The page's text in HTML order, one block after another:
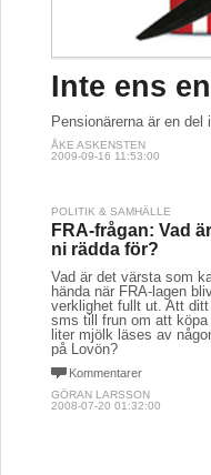
Inte ens
Pensionärerna är en
ÅKE ASKENSTEN
2009-09-16 11:53:00
POLITIK & SAMHÄLLE
FRA-frågan: Vad är
ni rädda för?
Vad är det värsta som
hända när FRA-lagen
verklighet fullt ut. Att ditt
sms till frun om att köpa
liter mjölk läses av
på Lovön?
Kommentarer
GÖRAN LARSSON
2008-07-20 01:32:00